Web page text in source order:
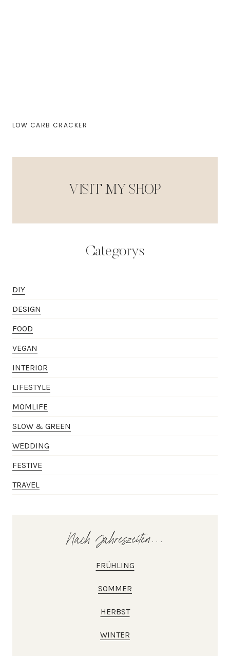
LOW CARB CRACKER
VISIT MY SHOP
Categorys
DIY
DESIGN
FOOD
VEGAN
INTERIOR
LIFESTYLE
MOMLIFE
SLOW & GREEN
WEDDING
FESTIVE
TRAVEL
Nach Jahreszeiten...
FRÜHLING
SOMMER
HERBST
WINTER